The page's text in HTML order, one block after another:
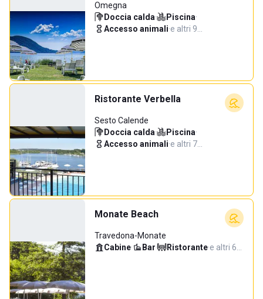
Omegna
Doccia calda· Piscina·
Accesso animali·e altri 9…
Ristorante Verbella
Sesto Calende
Doccia calda· Piscina·
Accesso animali·e altri 7…
Monate Beach
Travedona-Monate
Cabine· Bar· Ristorante·e altri 6…